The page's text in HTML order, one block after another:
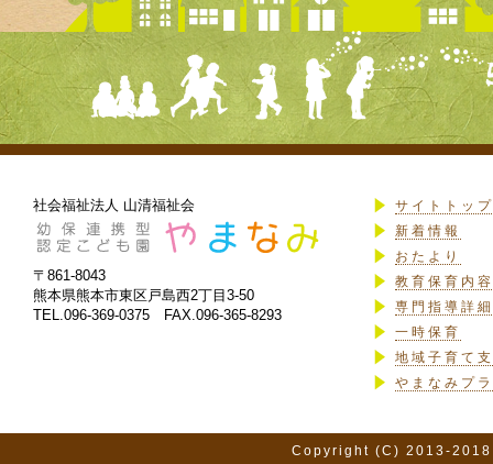
社会福祉法人 山清福祉会
〒861-8043
熊本県熊本市東区戸島西2丁目3-50
TEL.096-369-0375 FAX.096-365-8293
サイトトップ
新着情報
おたより
教育保育内
専門指導詳細
一時保育
地域子育て
やまなみプ
Copyright (C) 2013-